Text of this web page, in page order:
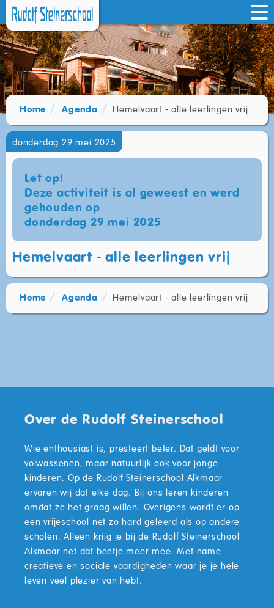
Home Agenda Hemelvaart - alle leerlingen vrij
donderdag 29 mei 2025
Let op!
Deze activiteit is al geweest en werd
gehouden op
donderdag 29 mei 2025
Hemelvaart - alle leerlingen vrij
Home Agenda Hemelvaart - alle leerlingen vrij
Over de Rudolf Steinerschool
Wie enthousiast is, presteert beter. Dat geldt voor
volwassenen, maar natuurlijk ook voor jonge
kinderen. Op de Rudolf Steinerschool Alkmaar
ervaren wij dat elke dag. Bij ons leren kinderen
omdat ze het graag willen. Overigens wordt er op
een vrijeschool net zo hard geleerd als op andere
scholen. Alleen krijg je bij de Rudolf Steinerschool
Alkmaar net dat beetje meer mee. Met name
creatieve en sociale vaardigheden waar je je hele
leven veel plezier van hebt.